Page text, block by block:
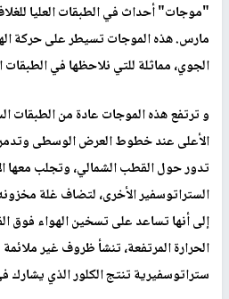
"موجات" أحداث في الطبقات العليا
مارس. هذه الموجات تسيطر على حركة
الجوي، مماثلة للتي نلاحظها في
و ترتفع هذه الموجات عادة من الطبقات
الأعلى عند خطوط العرض الوسطى وتدمر
تدور حول القطب الشمالي، وتجلب معها
الستراتوسفير الأخرى، لتضاف غلة
إلى أنها تساعد على تسخين الهواء
الحرارة المرتفعة، تنشأ ظروف غير
ستراتوسفيرية تنتج الكلور الذي يشارك